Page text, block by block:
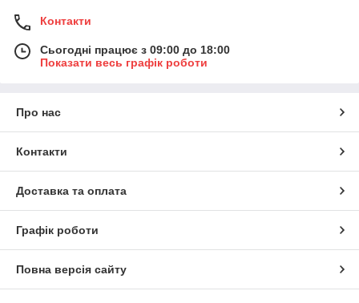
Контакти
Сьогодні працює з 09:00 до 18:00
Показати весь графік роботи
Про нас
Контакти
Доставка та оплата
Графік роботи
Повна версія сайту